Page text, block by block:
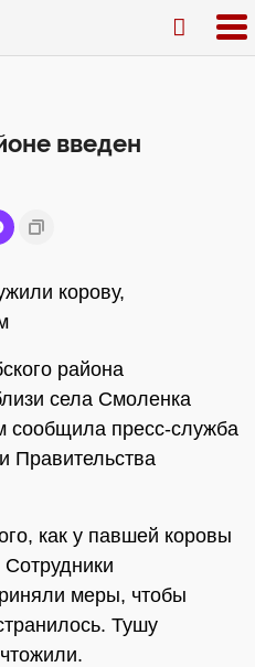
введен
корову,
района
села Смоленка
сообщила пресс-служба
Правительства
как у павшей коровы
меры, чтобы
Тушу